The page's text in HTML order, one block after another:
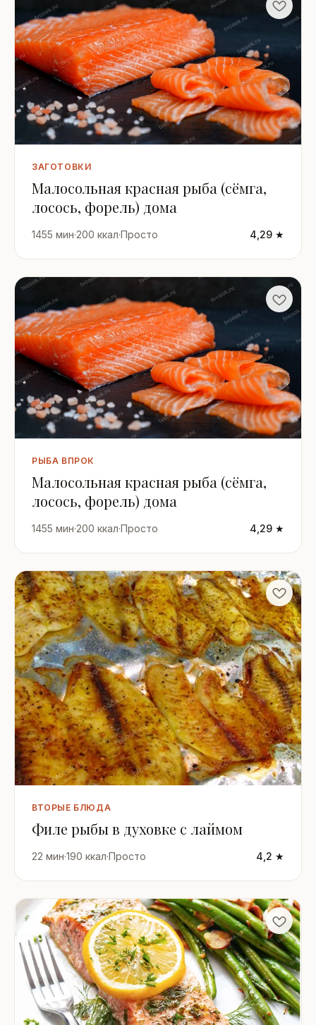
ЗАГОТОВКИ
Малосольная красная рыба (сёмга,
лосось, форель) дома
1455 мин·200 ккал·Просто 4,29 ★
РЫБА ВПРОК
Малосольная красная рыба (сёмга,
лосось, форель) дома
1455 мин·200 ккал·Просто 4,29 ★
ВТОРЫЕ БЛЮДА
Филе рыбы в духовке с лаймом
22 мин·190 ккал·Просто 4,2 ★